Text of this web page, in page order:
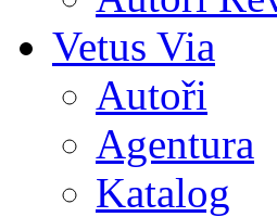
Vetus Via
Autoři
Agentura
Katalog